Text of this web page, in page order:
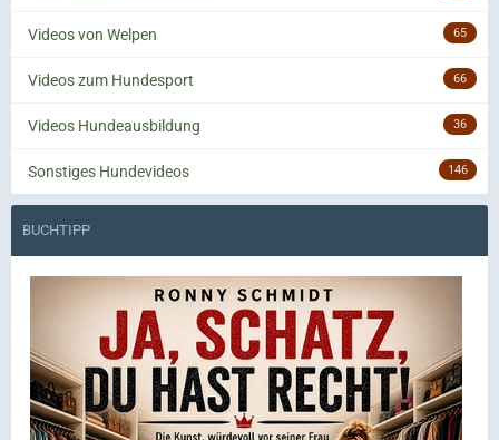
Videos von Welpen 65
Videos zum Hundesport 66
Videos Hundeausbildung 36
Sonstiges Hundevideos 146
BUCHTIPP